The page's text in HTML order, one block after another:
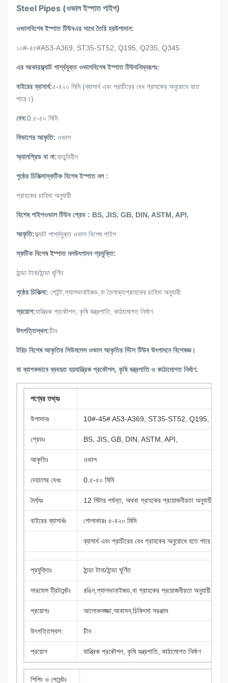
Steel Pipes (ওভাল ইস্পাত পাইপ)
ওভালবিশেষ ইস্পাত টিউবএর সাথে তৈরি হয়উপাদান:
১০#-৪৫#A53-A369, ST35-ST52, Q195, Q235, Q345
এর আকারফ্ল্যাট পার্শ্বযুক্ত ওভালবিশেষ ইস্পাত টিউবনিম্নরূপঃ:
বাইরের ব্যাসার্ধ:৫-৪২০ মিমি (ব্যাসার্ধ এবং প্রাচীরের বেধ গ্রাহকের অনুরোধে হতে
পারে।)
বেধ:0.৫-৫০ মিমি
বিভাগের আকৃতি: ওভাল
অ্যালগ্রিড বা না:ধাতুবিহীন
পৃষ্ঠের চিকিত্সাস্ফটিক বিশেষ ইস্পাত নল :
গ্রাহকের চাহিদা অনুযায়ী
বিশেষ পাইপওভাল টিউব গ্রেড : BS, JIS, GB, DIN, ASTM, API,
আকৃতি:ফ্ল্যাট পার্শ্বযুক্ত ওভাল বিশেষ পাইপ
স্ফটিক বিশেষ ইস্পাত নলউৎপাদন প্রযুক্তি:
ঠান্ডা টানা/ঠান্ডা ঘূর্ণিত
পৃষ্ঠের চিকিত্সা: পেইন্ট,গ্যালভানাইজড,বা তৈলাক্তগ্রাহকের চাহিদা অনুযায়ী
প্রয়োগ:যান্ত্রিক প্রকৌশল, কৃষি যন্ত্রপাতি, কাঠামোগত নির্মাণ
উৎপত্তিস্থল:চীন
টরিচ বিশেষ আকৃতির সিউমলেস ওভাল আকৃতির স্টিল টিউব উৎপাদনে বিশেষজ্ঞ।
যা ব্যাপকভাবে ব্যবহৃত হয়যান্ত্রিক প্রকৌশল, কৃষি যন্ত্রপাতি ও কাঠামোগত নির্মাণ.
পণ্যের তথ্যঃ
উপাদানঃ 10#-45# A53-A369, ST35-ST52, Q195,
গ্রেডঃ BS, JIS, GB, DIN, ASTM, API,
আকৃতিঃ ওভাল
দেয়ালের বেধঃ 0.৫-৫০ মিমি
দৈর্ঘ্যঃ 12 মিটার পর্যন্ত, অথবা গ্রাহকের প্রয়োজনীয়তা অনুযায়ী।
বাইরের ব্যাসার্ধঃ গোলাকারঃ ৫-৪২০ মিমি
ব্যাসার্ধ এবং প্রাচীরের বেধ গ্রাহকের অনুরোধে হতে পারে।
প্রযুক্তিঃ ঠান্ডা টানা/ঠান্ডা ঘূর্ণিত
সারফেস ট্রিটমেন্টঃ রঙিন,গ্যালভানাইজড,বা গ্রাহকের প্রয়োজনীয়তা অনুযায়ী
প্রয়োগঃ আলোকসজ্জা,আবাসন,চিকিৎসা সরঞ্জাম
উৎপত্তিস্থল: চীন
প্রয়োগ যান্ত্রিক প্রকৌশল, কৃষি যন্ত্রপাতি, কাঠামোগত নির্মাণ
শিপিং ও পেমেন্টঃ